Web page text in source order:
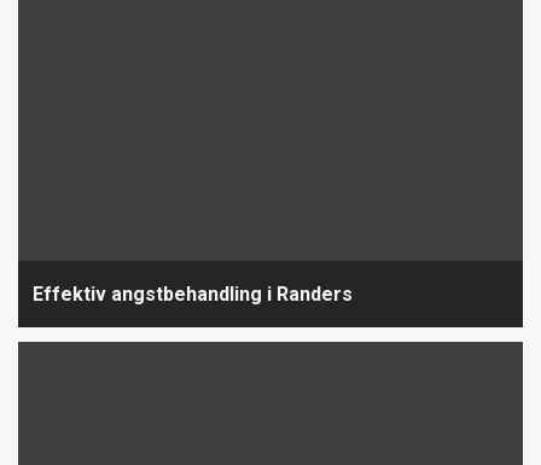
Effektiv angstbehandling i Randers